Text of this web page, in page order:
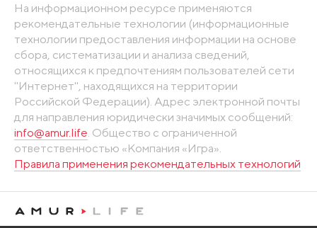
На информационном ресурсе применяются
рекомендательные технологии (информационные
технологии предоставления информации на основе
сбора, систематизации и анализа сведений,
относящихся к предпочтениям пользователей сети
"Интернет", находящихся на территории
Российской Федерации). Адрес электронной почты
для направления юридически значимых сообщений:
info@amur.life. Общество с ограниченной
ответственностью «Компания «Игра».
Правила применения рекомендательных технологий